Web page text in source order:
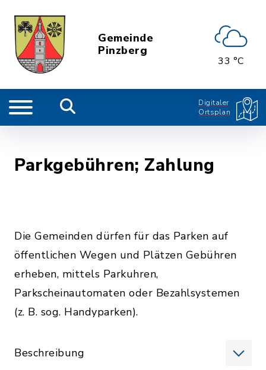
Gemeinde
Pinzberg
33 °C
Digitaler
Ortsplan
Parkgebühren; Zahlung
Die Gemeinden dürfen für das Parken auf
öffentlichen Wegen und Plätzen Gebühren
erheben, mittels Parkuhren,
Parkscheinautomaten oder Bezahlsystemen
(z. B. sog. Handyparken).
Beschreibung